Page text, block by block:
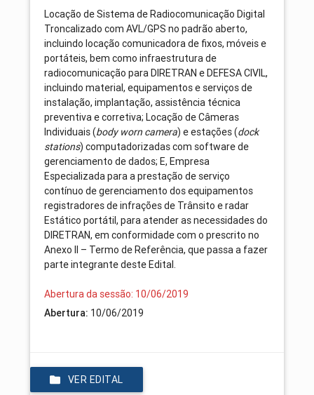
Locação de Sistema de Radiocomunicação Digital
Troncalizado com AVL/GPS no padrão aberto,
incluindo locação comunicadora de fixos, móveis e
portáteis, bem como infraestrutura de
radiocomunicação para DIRETRAN e DEFESA CIVIL,
incluindo material, equipamentos e serviços de
instalação, implantação, assistência técnica
preventiva e corretiva; Locação de Câmeras
Individuais (body worn camera) e estações (dock
stations) computadorizadas com software de
gerenciamento de dados; E, Empresa
Especializada para a prestação de serviço
contínuo de gerenciamento dos equipamentos
registradores de infrações de Trânsito e radar
Estático portátil, para atender as necessidades do
DIRETRAN, em conformidade com o prescrito no
Anexo II – Termo de Referência, que passa a fazer
parte integrante deste Edital.
Abertura da sessão: 10/06/2019
Abertura: 10/06/2019
VER EDITAL